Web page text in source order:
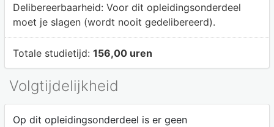
Delibereerbaarheid: Voor dit opleidingsonderdeel
moet je slagen (wordt nooit gedelibereerd).
Totale studietijd: 156,00 uren
Volgtijdelijkheid
Op dit opleidingsonderdeel is er geen